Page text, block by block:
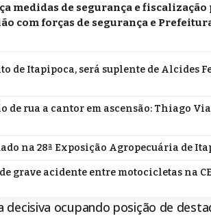
medidas de segurança e fiscalização
com forças de segurança e
de Itapipoca, será suplente de Alcides
de rua a cantor em ascensão: Thiago
na 28ª Exposição Agropecuária de
grave acidente entre motocicletas na
decisiva ocupando posição de